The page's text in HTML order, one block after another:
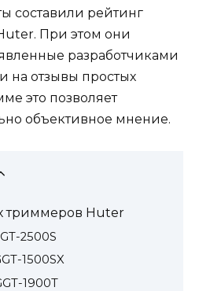
составили рейтинг
При этом они
разработчиками
на отзывы простых
это позволяет
объективное мнение.
триммеров Huter
2500S
1500SX
1900T